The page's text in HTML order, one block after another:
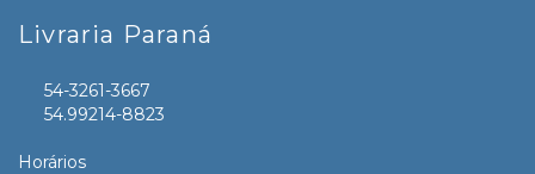
Livraria Paraná
54-3261-3667
54.99214-8823
Horários